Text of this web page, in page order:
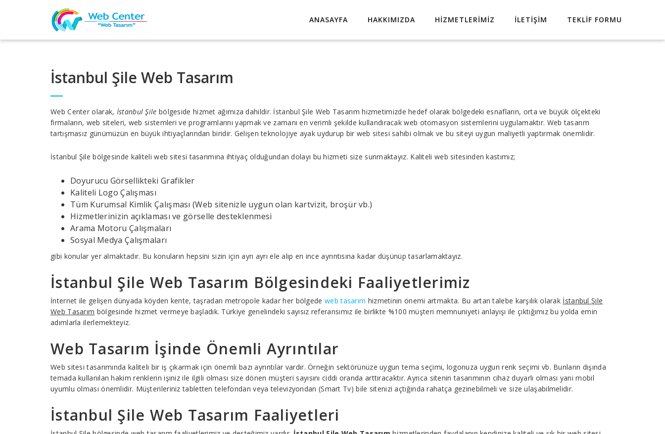
ANASAYFA HAKKIMIZDA HIZMETLERIMIZ İLETIŞIM TEKLIF FORMU
İstanbul Şile Web Tasarım
Web Center olarak, İstanbul Şile bölgeside hizmet ağımıza dahildir. İstanbul Şile Web Tasarım hizmetimizde hedef olarak bölgedeki esnafların, orta ve büyük ölçekteki
firmaların, web siteleri, web sistemleri ve programlarını yapmak ve zamanı en verimli şekilde kullandıracak web otomasyon sistemlerini uygulamaktır. Web tasarım
tartışmasız günümüzün en büyük ihtiyaçlarından biridir. Gelişen teknolojiye ayak uydurup bir web sitesi sahibi olmak ve bu siteyi uygun maliyetli yaptırmak önemlidir.
İstanbul Şile bölgesinde kaliteli web sitesi tasarımına ihtiyaç olduğundan dolayı bu hizmeti size sunmaktayız. Kaliteli web sitesinden kastımız;
Doyurucu Görsellikteki Grafikler
Kaliteli Logo Çalışması
Tüm Kurumsal Kimlik Çalışması (Web sitenizle uygun olan kartvizit, broşür vb.)
Hizmetlerinizin açıklaması ve görselle desteklenmesi
Arama Motoru Çalışmaları
Sosyal Medya Çalışmaları
gibi konular yer almaktadır. Bu konuların hepsini sizin için ayrı ayrı ele alıp en ince ayrıntısına kadar düşünüp tasarlamaktayız.
İstanbul Şile Web Tasarım Bölgesindeki Faaliyetlerimiz
İnternet ile gelişen dünyada köyden kente, taşradan metropole kadar her bölgedeweb tasarım hizmetinin önemi artmakta. Bu artan talebe karşılık olarak İstanbul Şile
Web Tasarım bölgesinde hizmet vermeye başladık. Türkiye genelindeki sayısız referansımız ile birlikte %100 müşteri memnuniyeti anlayışı ile çıktığımız bu yolda emin
adımlarla ilerlemekteyiz.
Web Tasarım İşinde Önemli Ayrıntılar
Web sitesi tasarımında kaliteli bir iş çıkarmak için önemli bazı ayrıntılar vardır. Örneğin sektörünüze uygun tema seçimi, logonuza uygun renk seçimi vb. Bunların dışında
temada kullanılan hakim renklerin işiniz ile ilgili olması size dönen müşteri sayısını ciddi oranda arttıracaktır. Ayrıca sitenin tasarımının cihaz duyarlı olması yani mobil
uyumlu olması önemlidir. Müşterileriniz tabletten telefondan veya televizyondan (Smart Tv) bile sitenizi açtığında rahatça gezinebilmeli ve size ulaşabilmelidir.
İstanbul Şile Web Tasarım Faaliyetleri